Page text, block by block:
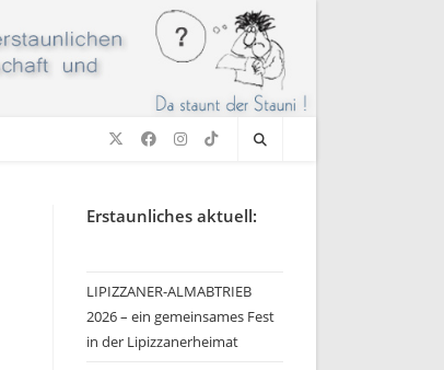
Erstaunliches aktuell:
LIPIZZANER-ALMABTRIEB
2026 – ein gemeinsames Fest
in der Lipizzanerheimat